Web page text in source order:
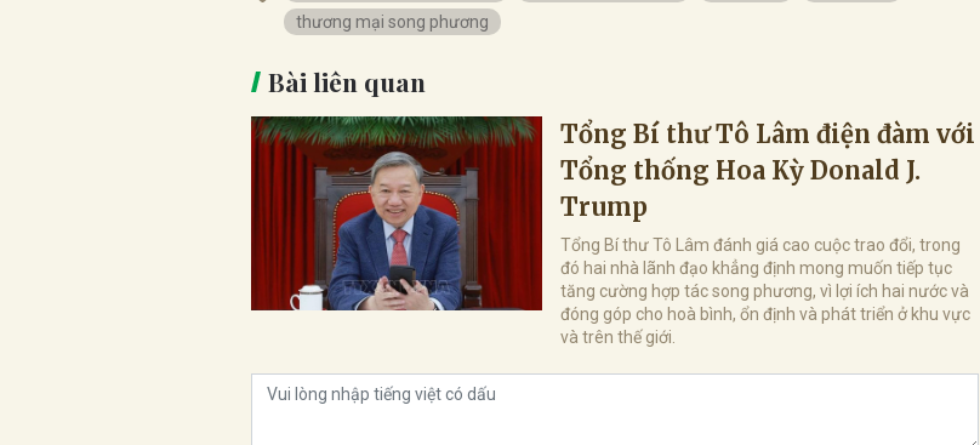
thương mại song phương
Bài liên quan
Tổng Bí thư Tô Lâm điện đàm với
Tổng thống Hoa Kỳ Donald J.
Trump
Tổng Bí thư Tô Lâm đánh giá cao cuộc trao đổi, trong
đó hai nhà lãnh đạo khẳng định mong muốn tiếp tục
tăng cường hợp tác song phương, vì lợi ích hai nước và
đóng góp cho hoà bình, ổn định và phát triển ở khu vực
và trên thế giới.